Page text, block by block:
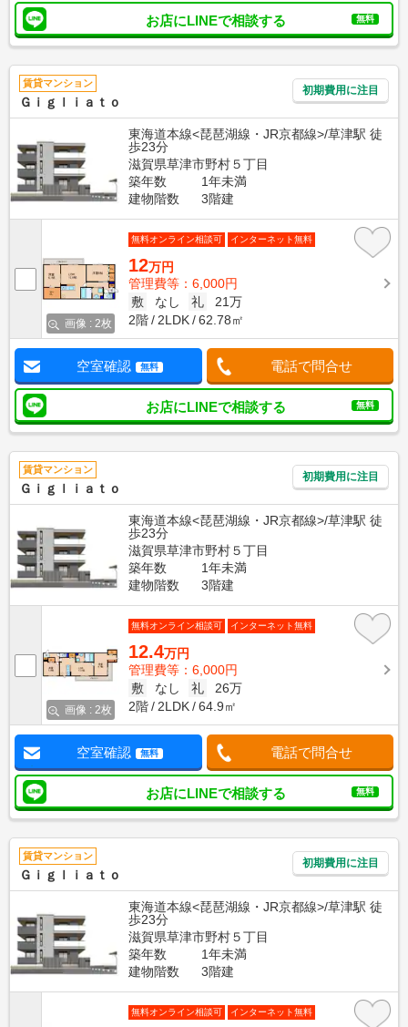
お店にLINEで相談する 無料
賃貸マンション
Ｇｉｇｌｉａｔｏ
初期費用に注目
東海道本線<琵琶湖線・JR京都線>/草津駅 徒
歩23分
滋賀県草津市野村５丁目
築年数
1年未満
建物階数
3階建
画像 : 2枚
無料オンライン相談可 インターネット無料
12万円
管理費等：6,000円
敷
なし 礼
21万
2階
2LDK 62.78㎡
空室確認 無料 電話で問合せ
お店にLINEで相談する 無料
賃貸マンション
Ｇｉｇｌｉａｔｏ
初期費用に注目
東海道本線<琵琶湖線・JR京都線>/草津駅 徒
歩23分
滋賀県草津市野村５丁目
築年数
1年未満
建物階数
3階建
画像 : 2枚
無料オンライン相談可 インターネット無料
12.4万円
管理費等：6,000円
敷
なし 礼
26万
2階
2LDK 64.9㎡
空室確認 無料 電話で問合せ
お店にLINEで相談する 無料
賃貸マンション
Ｇｉｇｌｉａｔｏ
初期費用に注目
東海道本線<琵琶湖線・JR京都線>/草津駅 徒
歩23分
滋賀県草津市野村５丁目
築年数
1年未満
建物階数
3階建
無料オンライン相談可 インターネット無料